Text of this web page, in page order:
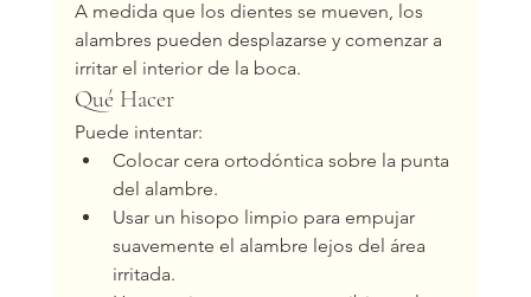
A medida que los dientes se mueven, los
alambres pueden desplazarse y comenzar a
irritar el interior de la boca.
Qué Hacer
Puede intentar:
Colocar cera ortodóntica sobre la punta
del alambre.
Usar un hisopo limpio para empujar
suavemente el alambre lejos del área
irritada.